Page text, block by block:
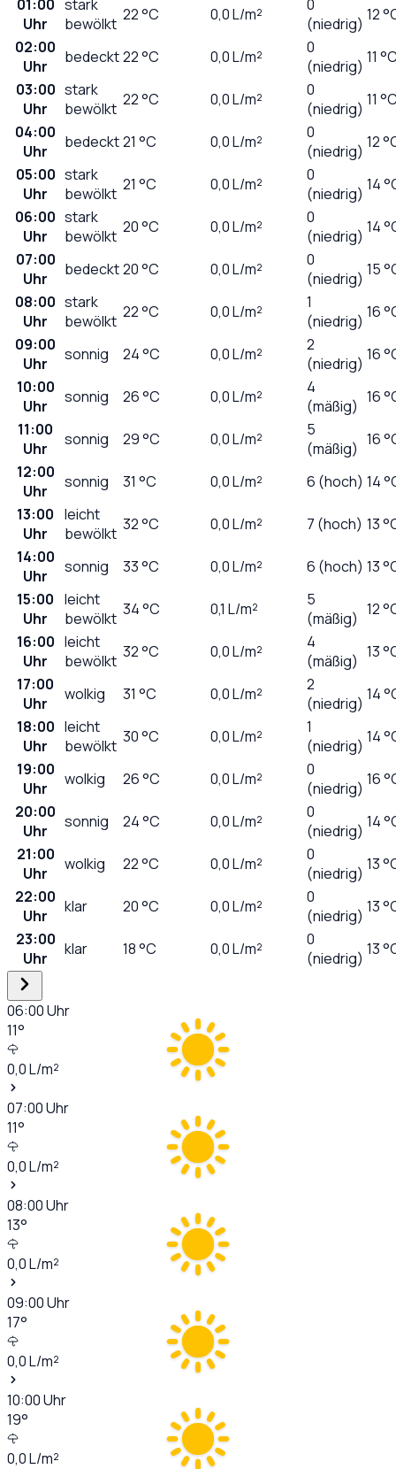
01:00
Uhr
stark
bewölkt 22°C 0,0L/m²
0
(niedrig) 12
02:00
Uhr
bedeckt22°C 0,0L/m²
0
(niedrig) 11
03:00
Uhr
stark
bewölkt 22°C 0,0L/m²
0
(niedrig) 11
04:00
Uhr
bedeckt21 °C 0,0L/m²
0
(niedrig) 12
05:00
Uhr
stark
bewölkt 21 °C 0,0L/m²
0
(niedrig) 14
06:00
Uhr
stark
bewölkt 20°C 0,0L/m²
0
(niedrig) 14
07:00
Uhr
bedeckt20°C 0,0L/m²
0
(niedrig) 15
08:00
Uhr
stark
bewölkt 22°C 0,0L/m²
1
(niedrig) 16
09:00
Uhr
sonnig 24°C 0,0L/m²
2
(niedrig) 16
10:00
Uhr
sonnig 26°C 0,0L/m²
4
(mäßig) 16
11:00
Uhr
sonnig 29°C 0,0L/m²
5
(mäßig) 16
12:00
Uhr
sonnig 31 °C 0,0L/m² 6 (hoch) 14
13:00
Uhr
leicht
bewölkt 32°C 0,0L/m² 7 (hoch) 13
14:00
Uhr
sonnig 33°C 0,0L/m² 6 (hoch) 13
15:00
Uhr
leicht
bewölkt 34°C 0,1 L/m²
5
(mäßig) 12
16:00
Uhr
leicht
bewölkt 32°C 0,0L/m²
4
(mäßig) 13
17:00
Uhr
wolkig 31 °C 0,0L/m²
2
(niedrig) 14
18:00
Uhr
leicht
bewölkt 30°C 0,0L/m²
1
(niedrig) 14
19:00
Uhr
wolkig 26°C 0,0L/m²
0
(niedrig) 16
20:00
Uhr
sonnig 24°C 0,0L/m²
0
(niedrig) 14
21:00
Uhr
wolkig 22°C 0,0L/m²
0
(niedrig) 13
22:00
Uhr
klar 20°C 0,0L/m²
0
(niedrig) 13
23:00
Uhr
klar 18°C 0,0L/m²
0
(niedrig) 13
06:00Uhr
11°
0,0L/m²
07:00Uhr
11°
0,0L/m²
08:00Uhr
13°
0,0L/m²
09:00Uhr
17°
0,0L/m²
10:00Uhr
19°
0,0L/m²